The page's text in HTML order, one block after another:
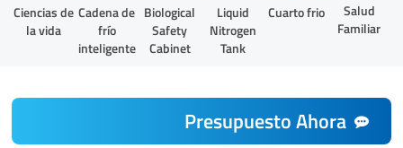
Ciencias de
la vida
Cadena de
frío
inteligente
Biological
Safety
Cabinet
Liquid
Nitrogen
Tank
Cuarto frio
Salud
Familiar
Presupuesto Ahora